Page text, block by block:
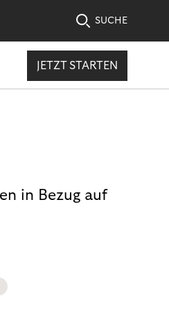
SUCHE
JETZT STARTEN
in Bezug auf